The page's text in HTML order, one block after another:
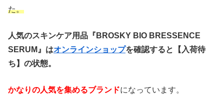
た。
人気のスキンケア用品『BROSKY BIO BRESSENCE
SERUM』はオンラインショップを確認すると【入荷待
ち】の状態。
かなりの人気を集めるブランドになっています。